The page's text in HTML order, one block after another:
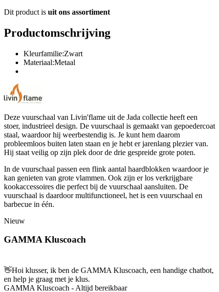
Dit product is uit ons assortiment
Productomschrijving
Kleurfamilie:Zwart
Materiaal:Metaal
Deze vuurschaal van Livin'flame uit de Jada collectie heeft een
stoer, industrieel design. De vuurschaal is gemaakt van gepoedercoat
staal, waardoor hij weerbestendig is. Je kunt hem daarom
probleemloos buiten laten staan en je hebt er jarenlang plezier van.
Hij staat veilig op zijn plek door de drie gespreide grote poten.
In de vuurschaal passen een flink aantal haardblokken waardoor je
kan genieten van grote vlammen. Ook zijn er los verkrijgbare
kookaccessoires die perfect bij de vuurschaal aansluiten. De
vuurschaal is daardoor multifunctioneel, het is een vuurschaal en
barbecue in één.
Nieuw
GAMMA Kluscoach
👋Hoi klusser, ik ben de GAMMA Kluscoach, een handige chatbot,
en help je graag met je klus.
GAMMA Kluscoach - Altijd bereikbaar